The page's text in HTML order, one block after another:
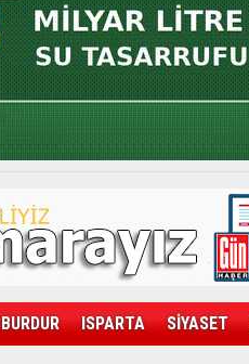
BURDUR ISPARTA SİYASET